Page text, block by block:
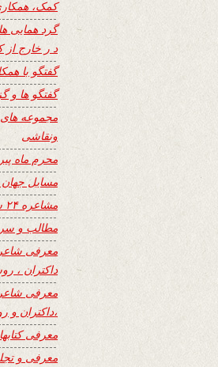
کمک،
گرد همایی
د ر خارج از
گفتگو با
گفتگو ها و
مجموعه
ونقاشی
محرم ماه
مسایل جهان
مشاعره ۲۴ ساعت
مطالب و
معرفی
داکتران ،
معرفی
،داکتران و
معرفی
معرفی و